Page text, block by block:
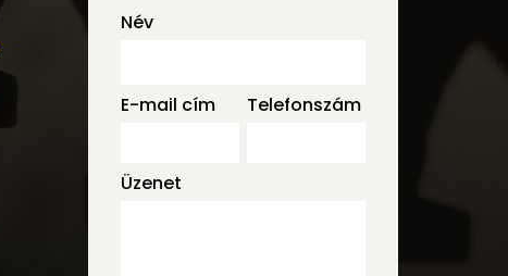
Név
E-mail cím Telefonszám
Üzenet